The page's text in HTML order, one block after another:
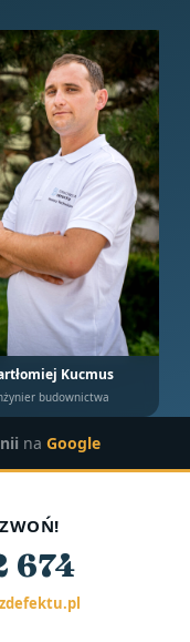
Kucmus
budownictwa
na Google
674